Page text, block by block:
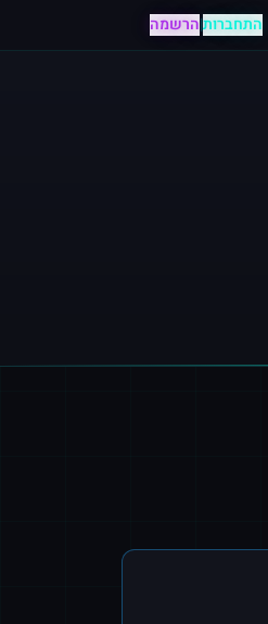
התחברות|הרשמה